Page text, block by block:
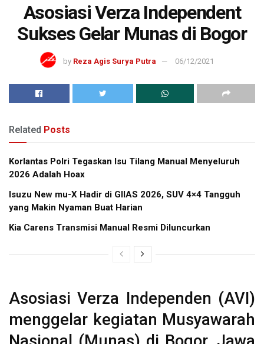
Asosiasi Verza Independent
Sukses Gelar Munas di Bogor
by Reza Agis Surya Putra 06/12/2021
Related Posts
Korlantas Polri Tegaskan Isu Tilang Manual Menyeluruh
2026 Adalah Hoax
Isuzu New mu-X Hadir di GIIAS 2026, SUV 4×4 Tangguh
yang Makin Nyaman Buat Harian
Kia Carens Transmisi Manual Resmi Diluncurkan
Asosiasi Verza Independen (AVI)
menggelar kegiatan Musyawarah